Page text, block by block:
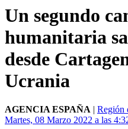
Un segundo
humanitaria
desde
Ucrania
AGENCIA ESPAÑA | Región
Martes, 08 Marzo 2022 a las